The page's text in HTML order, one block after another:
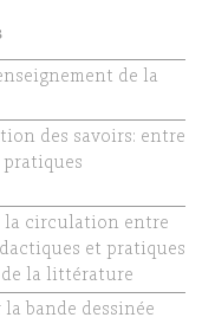
de la
des savoirs: entre
la circulation entre
et pratiques
la littérature
la bande dessinée